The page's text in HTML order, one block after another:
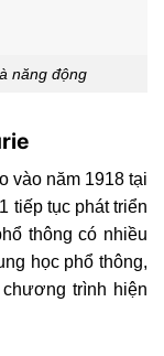
năng động
vào năm 1918 tại
tiếp tục phát triển
thông có nhiều
học phổ thông,
trình hiện